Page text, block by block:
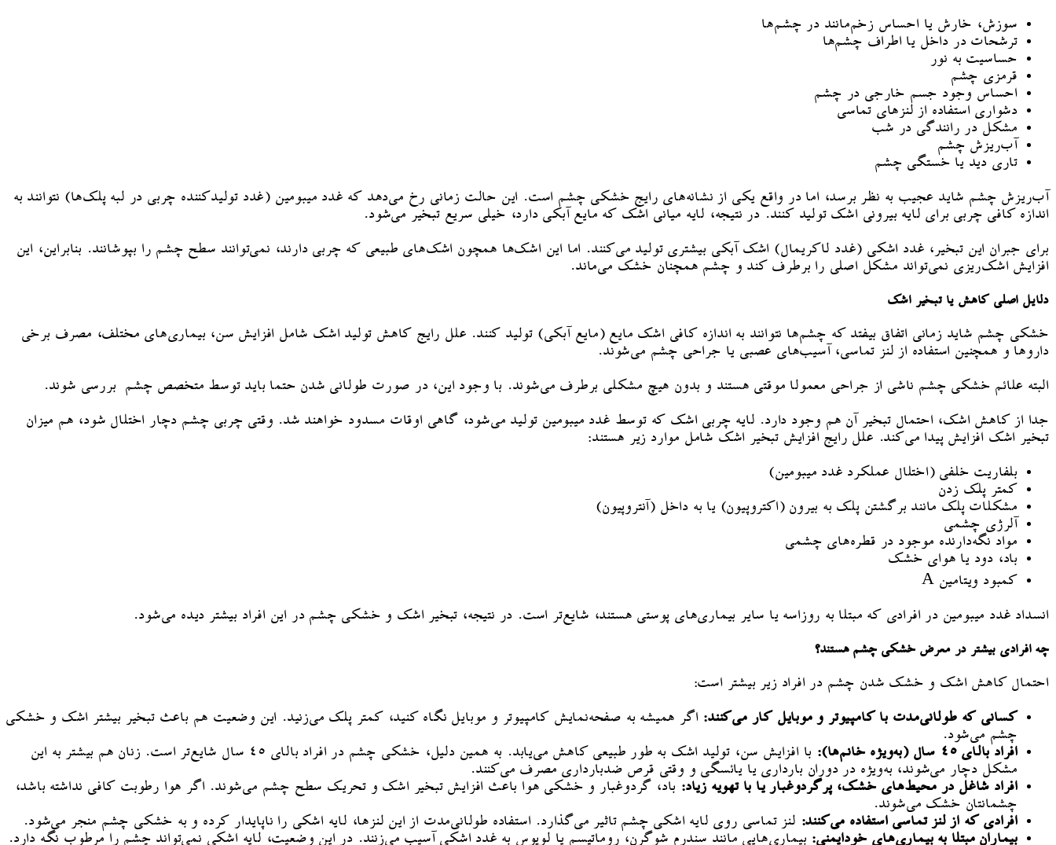
سوزش، خارش یا احساس زخم‌مانند در چشم‌ها
ترشحات در داخل یا اطراف چشم‌ها
حساسیت به نور
قرمزی چشم
احساس وجود جسم خارجی در چشم
دشواری استفاده از لنزهای تماسی
مشکل در رانندگی در شب
آب‌ریزش چشم
تاری دید یا خستگی چشم
آب‌ریزش چشم شاید عجیب به نظر برسد، اما در واقع یکی از نشانه‌های رایج خشکی چشم است. این حالت زمانی رخ می‌دهد که غدد میبومین (غدد تولیدکننده چربی در لبه پلک‌ها) نتوانند به
اندازه کافی چربی برای لایه بیرونی اشک تولید کنند. در نتیجه، لایه میانی اشک که مایع آبکی دارد، خیلی سریع تبخیر می‌شود.
برای جبران این تبخیر، غدد اشکی (غدد لاکریمال) اشک آبکی بیشتری تولید می‌کنند. اما این اشک‌ها همچون اشک‌های طبیعی که چربی دارند، نمی‌توانند سطح چشم را بپوشانند. بنابراین، این
افزایش اشک‌ریزی نمی‌تواند مشکل اصلی را برطرف کند و چشم همچنان خشک می‌ماند.
دلایل اصلی کاهش یا تبخیر اشک
خشکی چشم شاید زمانی اتفاق بیفتد که چشم‌ها نتوانند به اندازه کافی اشک مایع (مایع آبکی) تولید کنند. علل رایج کاهش تولید اشک شامل افزایش سن، بیماری‌های مختلف، مصرف برخی
داروها و همچنین استفاده از لنز تماسی، آسیب‌های عصبی یا جراحی چشم می‌شوند.
البته علائم خشکی چشم ناشی از جراحی معمولا موقتی هستند و بدون هیچ مشکلی برطرف می‌شوند. با وجود این، در صورت طولانی شدن حتما باید توسط متخصص چشم بررسی شوند.
جدا از کاهش اشک، احتمال تبخیر آن هم وجود دارد. لایه چربی اشک که توسط غدد میبومین تولید می‌شود، گاهی اوقات مسدود خواهند شد. وقتی چربی چشم دچار اختلال شود، هم میزان
تبخیر اشک افزایش پیدا می‌کند. علل رایج افزایش تبخیر اشک شامل موارد زیر هستند:
بلفاریت خلفی (اختلال عملکرد غدد میبومین)
کمتر پلک زدن
مشکلات پلک مانند برگشتن پلک به بیرون (اکتروپیون) یا به داخل (آنتروپیون)
آلرژی چشمی
مواد نگه‌دارنده موجود در قطره‌های چشمی
باد، دود یا هوای خشک
کمبود ویتامین A
انسداد غدد میبومین در افرادی که مبتلا به روزاسه یا سایر بیماری‌های پوستی هستند، شایع‌تر است. در نتیجه، تبخیر اشک و خشکی چشم در این افراد بیشتر دیده می‌شود.
چه افرادی بیشتر در معرض خشکی چشم هستند؟
احتمال کاهش اشک و خشک شدن چشم در افراد زیر بیشتر است:
کسانی که طولانی‌مدت با کامپیوتر و موبایل کار می‌کنند: اگر همیشه به صفحه‌نمایش کامپیوتر و موبایل نگاه کنید، کمتر پلک می‌زنید. این وضعیت هم باعث تبخیر بیشتر اشک و خشکی
چشم می‌شود.
افراد بالای ۴۵ سال (به‌ویژه خانم‌ها):
با افزایش سن، تولید اشک به طور طبیعی کاهش می‌یابد. به همین دلیل، خشکی چشم در افراد بالای ۴۵ سال شایع‌تر است. زنان هم بیشتر به این
مشکل دچار می‌شوند، به‌ویژه در دوران بارداری یا یائسگی و وقتی قرص ضدبارداری مصرف می‌کنند.
افراد شاغل در محیط‌های خشک، پرگردوغبار یا با تهویه زیاد: باد، گردوغبار و خشکی هوا باعث افزایش تبخیر اشک و تحریک سطح چشم می‌شوند. اگر هوا رطوبت کافی نداشته باشد،
چشمانتان خشک می‌شوند.
افرادی که از لنز تماسی استفاده می‌کنند: لنز تماسی روی لایه اشکی چشم تاثیر می‌گذارد. استفاده طولانی‌مدت از این لنزها، لایه اشکی را ناپایدار کرده و به خشکی چشم منجر می‌شود.
بیماران مبتلا به بیماری‌های خودایمنی: بیماری‌هایی مانند سندرم شوگرن، روماتیسم یا لوپوس به غدد اشکی آسیب می‌زنند. در این وضعیت، لایه اشکی نمی‌تواند چشم را مرطوب نگه دارد.